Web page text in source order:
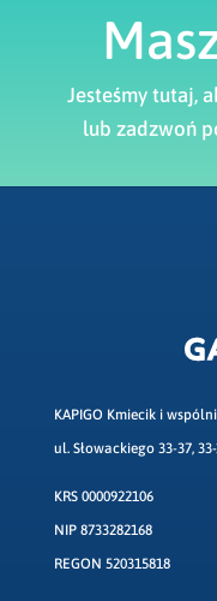
Jesteśmy tutaj,
lub zadzwoń
KAPIGO Kmiecik i
ul. Słowackiego 33-37,
KRS 0000922106
NIP 8733282168
REGON 520315818